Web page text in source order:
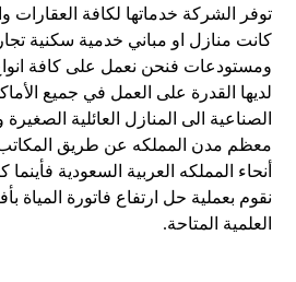
توفر الشركة خدماتها لكافة العقارات
كانت منازل او مباني خدمية سكنية
ومستودعات فنحن نعمل على كافة انواع
لديها القدرة على العمل في جميع
الصناعية الى المنازل العائلية
معظم مدن المملكه عن طريق
أنحاء المملكه العربية السعودية
نقوم بعملية حل ارتفاع فاتورة المياة
العلمية المتاحة.